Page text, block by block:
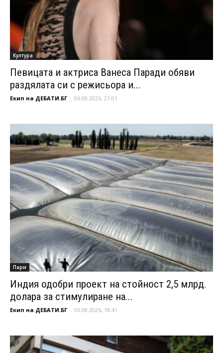
Култура
Певицата и актриса Ванеса Паради обяви
раздялата си с режисьора и...
Екип на ДЕБАТИ.БГ - 06.08.2026, 21:01
Пари
Индия одобри проект на стойност 2,5 млрд.
долара за стимулиране на...
Екип на ДЕБАТИ.БГ - 06.08.2026, 18:41